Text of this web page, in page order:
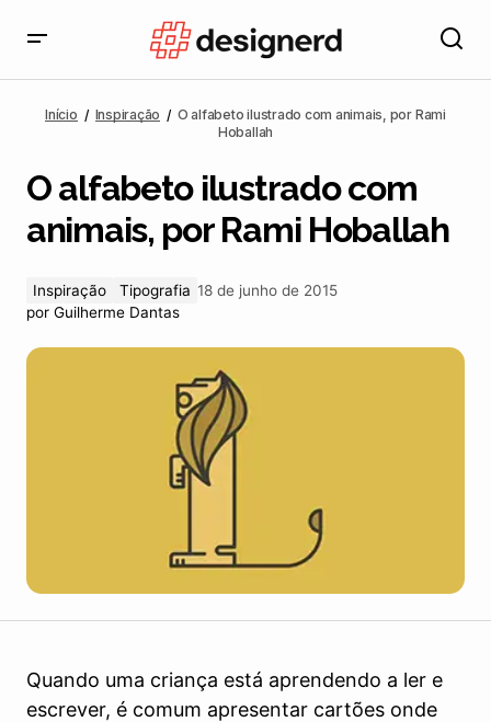
Início Inspiração
O alfabeto ilustrado com animais, por Rami
Hoballah
O alfabeto ilustrado com
animais, por Rami Hoballah
Inspiração Tipografia 18 de junho de 2015
por Guilherme Dantas
Quando uma criança está aprendendo a ler e
escrever, é comum apresentar cartões onde